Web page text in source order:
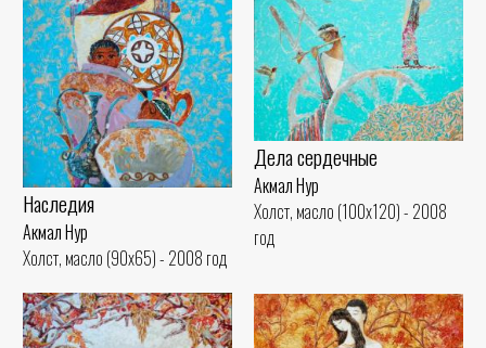
Наследия
Акмал Нур
Холст, масло (90x65) - 2008 год
Дела сердечные
Акмал Нур
Холст, масло (100x120) - 2008
год